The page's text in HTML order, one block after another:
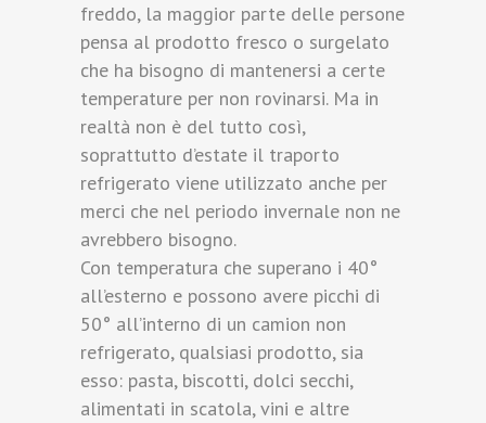
freddo, la maggior parte delle persone
pensa al prodotto fresco o surgelato
che ha bisogno di mantenersi a certe
temperature per non rovinarsi. Ma in
realtà non è del tutto così,
soprattutto d’estate il traporto
refrigerato viene utilizzato anche per
merci che nel periodo invernale non ne
avrebbero bisogno.
Con temperatura che superano i 40°
all’esterno e possono avere picchi di
50° all’interno di un camion non
refrigerato, qualsiasi prodotto, sia
esso: pasta, biscotti, dolci secchi,
alimentati in scatola, vini e altre